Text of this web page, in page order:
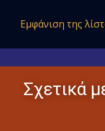
Εμφάνιση της
Σχετικά